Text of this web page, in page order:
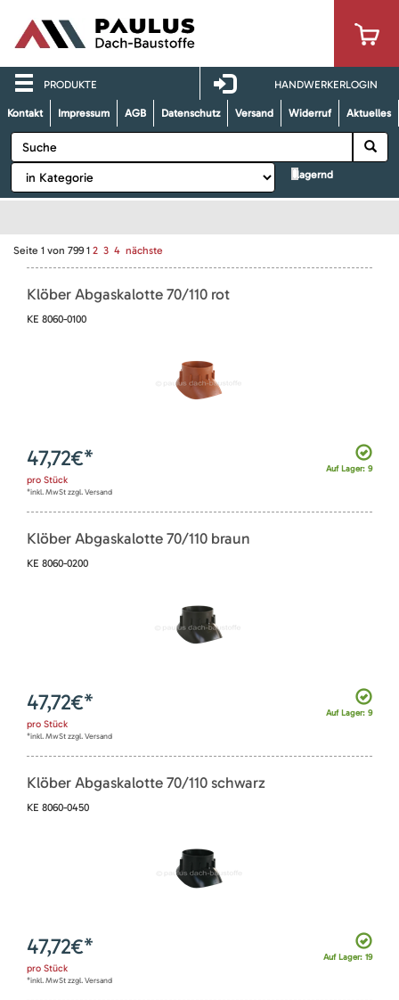
PRODUKTE HANDWERKERLOGIN
Kontakt Impressum AGB Datenschutz Versand Widerruf Aktuelles
lagernd
Seite 1 von 799 1 2 3 4 nächste
Klöber Abgaskalotte 70/110 rot
KE 8060-0100
Auf Lager: 9
47,72€*
pro Stück
*inkl. MwSt zzgl. Versand
Klöber Abgaskalotte 70/110 braun
KE 8060-0200
Auf Lager: 9
47,72€*
pro Stück
*inkl. MwSt zzgl. Versand
Klöber Abgaskalotte 70/110 schwarz
KE 8060-0450
Auf Lager: 19
47,72€*
pro Stück
*inkl. MwSt zzgl. Versand